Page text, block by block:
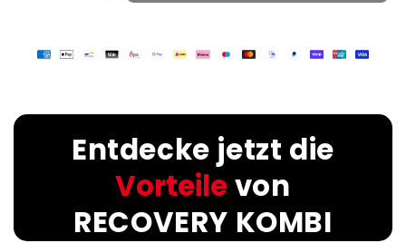
Entdecke jetzt die
Vorteilevon
RECOVERY KOMBI